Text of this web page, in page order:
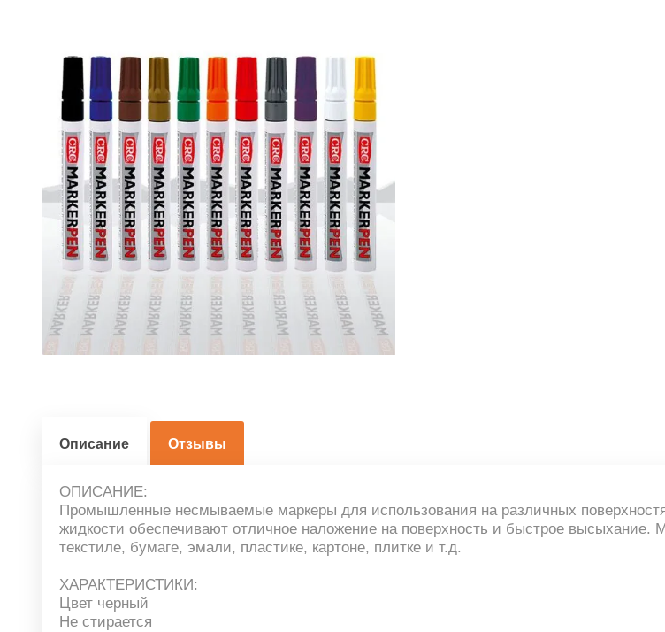
Описание Отзывы
ОПИСАНИЕ:
Промышленные несмываемые маркеры для использования на различных
жидкости обеспечивают отличное наложение на поверхность и быстрое высыхание.
текстиле, бумаге, эмали, пластике, картоне, плитке и т.д.
ХАРАКТЕРИСТИКИ:
Цвет черный
Не стирается